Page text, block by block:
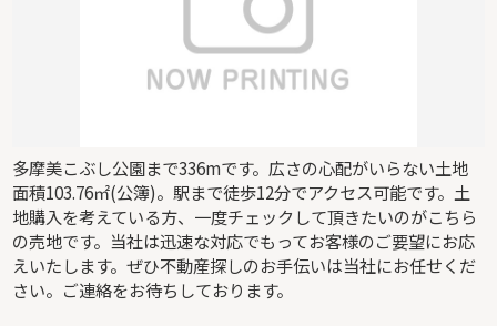
多摩美こぶし公園まで336mです。広さの心配がいらない土地
面積103.76㎡(公簿)。駅まで徒歩12分でアクセス可能です。土
地購入を考えている方、一度チェックして頂きたいのがこちら
の売地です。当社は迅速な対応でもってお客様のご要望にお応
えいたします。ぜひ不動産探しのお手伝いは当社にお任せくだ
さい。ご連絡をお待ちしております。